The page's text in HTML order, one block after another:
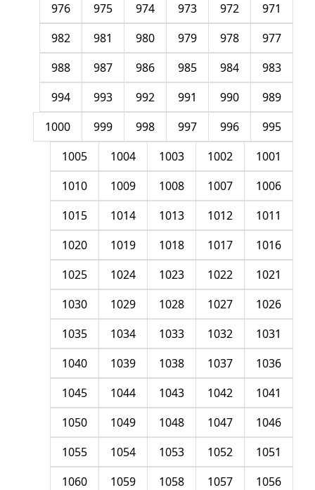
971
972
973
974
975
976
977
978
979
980
981
982
983
984
985
986
987
988
989
990
991
992
993
994
995
996
997
998
999
1000
1001
1002
1003
1004
1005
1006
1007
1008
1009
1010
1011
1012
1013
1014
1015
1016
1017
1018
1019
1020
1021
1022
1023
1024
1025
1026
1027
1028
1029
1030
1031
1032
1033
1034
1035
1036
1037
1038
1039
1040
1041
1042
1043
1044
1045
1046
1047
1048
1049
1050
1051
1052
1053
1054
1055
1056
1057
1058
1059
1060